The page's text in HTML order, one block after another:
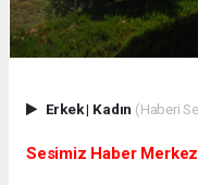
Erkek| Kadın (Haberi
Sesimiz Haber